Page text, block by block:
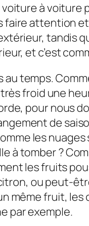
à voiture
faire attention
tandis
et c’est
temps.
froid une
pour nous
de
les
à tomber ?
les fruits
citron, ou peut-
même fruit,
par exemple.